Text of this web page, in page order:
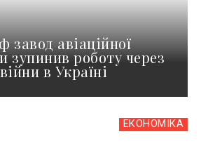
завод авіаційної
зупинив роботу через
в Україні
ЕКОНОМІКА